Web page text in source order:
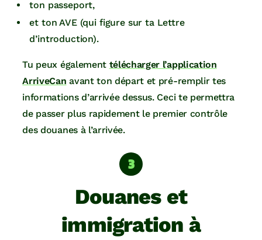
ton passeport,
et ton AVE (qui figure sur ta Lettre
d’introduction).
Tu peux également télécharger l’application
ArriveCan avant ton départ et pré-remplir tes
informations d’arrivée dessus. Ceci te permettra
de passer plus rapidement le premier contrôle
des douanes à l’arrivée.
Douanes et
immigration à